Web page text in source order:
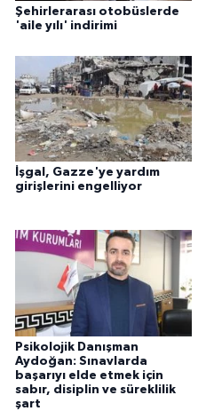
Şehirlerarası otobüslerde
'aile yılı' indirimi
İşgal, Gazze'ye yardım
girişlerini engelliyor
Psikolojik Danışman
Aydoğan: Sınavlarda
başarıyı elde etmek için
sabır, disiplin ve süreklilik
şart